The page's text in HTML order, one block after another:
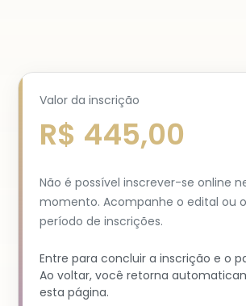
Valor da inscrição
R$ 445,00
Não é possível inscrever-se online
momento. Acompanhe o edital ou
período de inscrições.
Entre para concluir a inscrição e o
Ao voltar, você retorna
esta página.